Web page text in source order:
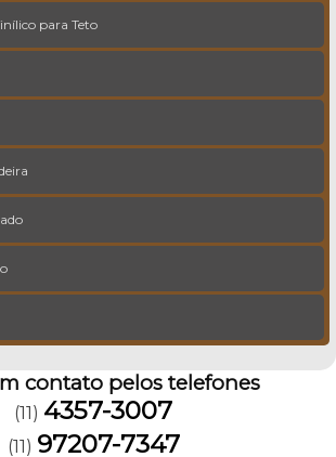
para Teto
contato pelos telefones
(11) 4357-3007
(11) 97207-7347